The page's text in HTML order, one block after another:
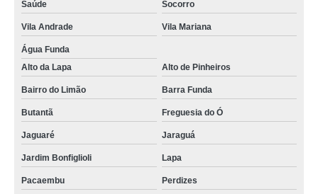
Saúde Socorro
Vila Andrade Vila Mariana
Água Funda
Alto da Lapa
Alto de Pinheiros
Bairro do Limão Barra Funda
Butantã Freguesia do Ó
Jaguaré Jaraguá
Jardim Bonfiglioli Lapa
Pacaembu Perdizes